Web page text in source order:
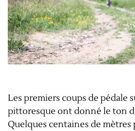
Les premiers coups de pédale
pittoresque ont donné le ton
Quelques centaines de mètres